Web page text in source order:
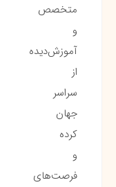
متخصص
و
آموزش‌دیده
از
سراسر
جهان
کرده
و
فرصت‌های